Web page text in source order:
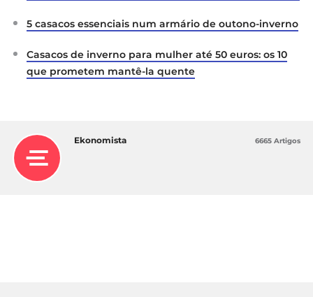
5 casacos essenciais num armário de outono-inverno
Casacos de inverno para mulher até 50 euros: os 10
que prometem mantê-la quente
Ekonomista 6665 Artigos